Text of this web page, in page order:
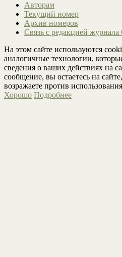
Авторам
Текущий номер
Архив номеров
Связь с редакцией
На этом сайте используются
аналогичные технологии,
сведения о ваших действиях на
сообщение, вы остаетесь на
возражаете против
Хорошо Подробнее